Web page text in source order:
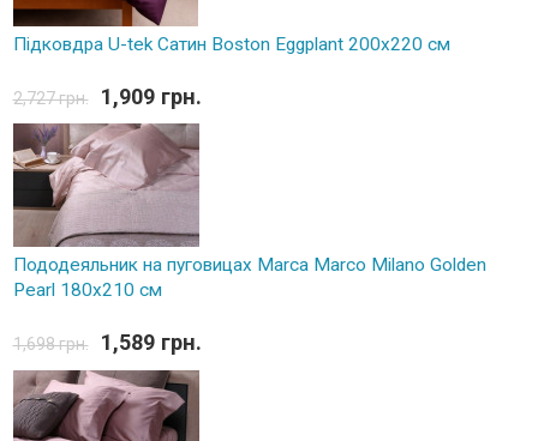
Підковдра U-tek Сатин Boston Eggplant 200х220 см
2,727 грн. 1,909 грн.
Пододеяльник на пуговицах Marca Marco Milano Golden
Pearl 180х210 см
1,698 грн. 1,589 грн.